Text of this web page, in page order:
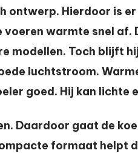
ontwerp. Hierdoor is
voeren warmte snel
modellen. Toch blijft
luchtstroom.
goed. Hij kan
Daardoor gaat de
formaat helpt